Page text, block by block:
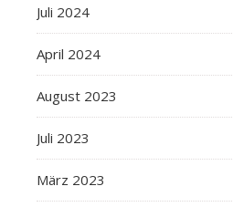
Juli 2024
April 2024
August 2023
Juli 2023
März 2023